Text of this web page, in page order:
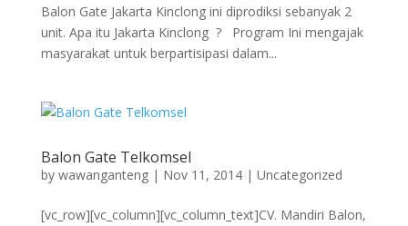
Balon Gate Jakarta Kinclong ini diprodiksi sebanyak 2
unit. Apa itu Jakarta Kinclong ? Program Ini mengajak
masyarakat untuk berpartisipasi dalam...
Balon Gate Telkomsel
by wawanganteng| Nov 11, 2014| Uncategorized
[vc_row][vc_column][vc_column_text]CV. Mandiri Balon,